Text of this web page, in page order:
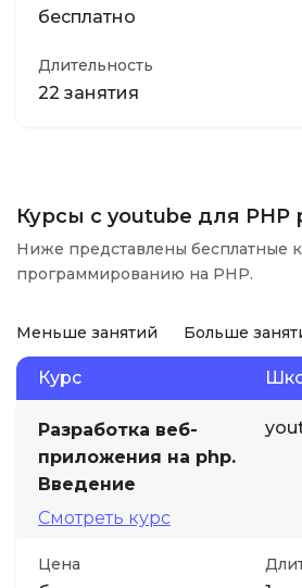
бесплатно
Длительность
22 занятия
Курсы с youtube для PHP
Ниже представлены бесплатные
программированию на PHP.
Меньше занятий Больше
Курс
Разработка веб-
приложения на php.
Введение
Смотреть курс
Цена